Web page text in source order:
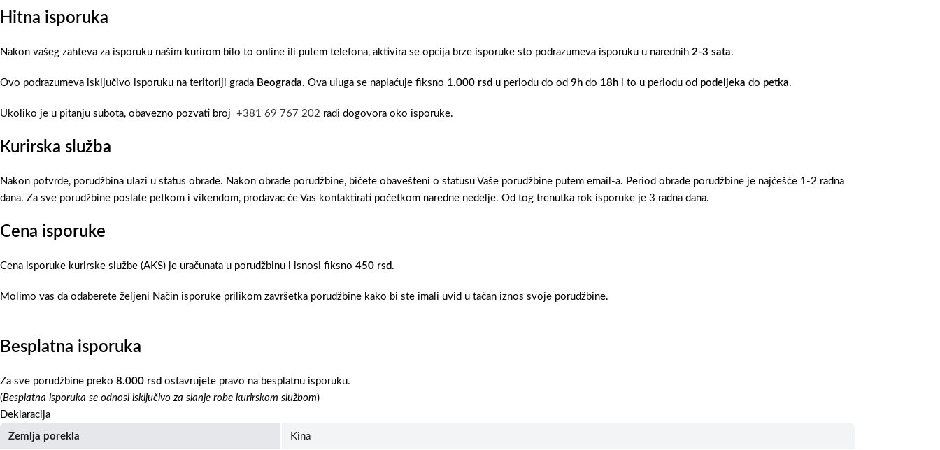
Hitna isporuka
Nakon vašeg zahteva za isporuku našim kurirom bilo to online ili putem telefona, aktivira se opcija brze isporuke sto podrazumeva isporuku u narednih 2-3 sata.
Ovo podrazumeva isključivo isporuku na teritoriji grada Beograda. Ova uluga se naplaćuje fiksno 1.000 rsd u periodu do od 9h do 18h i to u periodu od podeljeka do petka.
Ukoliko je u pitanju subota, obavezno pozvati broj +381 69 767 202 radi dogovora oko isporuke.
Kurirska služba
Nakon potvrde, porudžbina ulazi u status obrade. Nakon obrade porudžbine, bićete obavešteni o statusu Vaše porudžbine putem email-a. Period obrade porudžbine je najčešće 1-2 radna
dana. Za sve porudžbine poslate petkom i vikendom, prodavac će Vas kontaktirati početkom naredne nedelje. Od tog trenutka rok isporuke je 3 radna dana.
Cena isporuke
Cena isporuke kurirske službe (AKS) je uračunata u porudžbinu i isnosi fiksno 450 rsd .
Molimo vas da odaberete željeni Način isporuke prilikom završetka porudžbine kako bi ste imali uvid u tačan iznos svoje porudžbine.
Besplatna isporuka
Za sve porudžbine preko 8.000 rsd ostavrujete pravo na besplatnu isporuku.
(Besplatna isporuka se odnosi isključivo za slanje robe kurirskom službom)
Deklaracija
Zemlja porekla Kina